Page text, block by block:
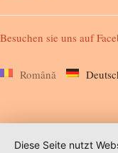
Diese Seite nutzt
Besuchen sie uns auf
Română